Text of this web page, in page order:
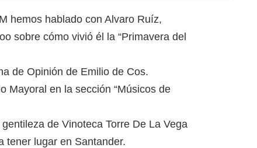
hemos hablado con Alvaro Ruíz,
sobre cómo vivió él la “Primavera del
de Opinión de Emilio de Cos.
Mayoral en la sección “Músicos de
de Vinoteca Torre De La Vega
tener lugar en Santander.